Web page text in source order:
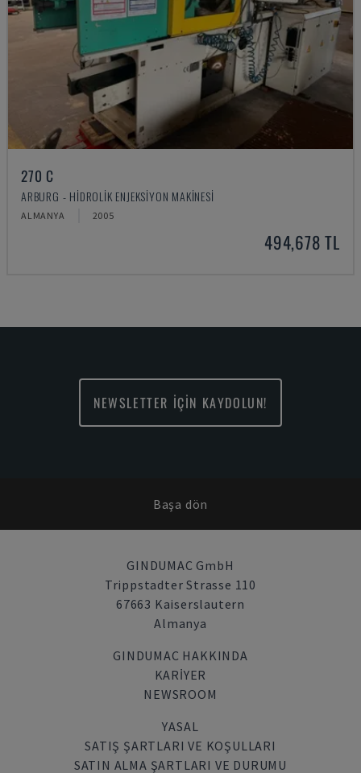
270 C
ARBURG - HIDROLIK ENJEKSIYON MAKINESI
ALMANYA 2005
494,678 TL
NEWSLETTER İÇİN KAYDOLUN!
Başa dön
GINDUMAC GmbH
Trippstadter Strasse 110
67663 Kaiserslautern
Almanya
GINDUMAC HAKKINDA
KARIYER
NEWSROOM
YASAL
SATIŞ ŞARTLARI VE KOŞULLARI
SATIN ALMA ŞARTLARI VE DURUMU